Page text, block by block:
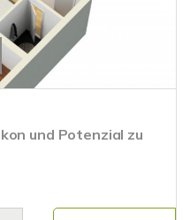
und Potenzial zu